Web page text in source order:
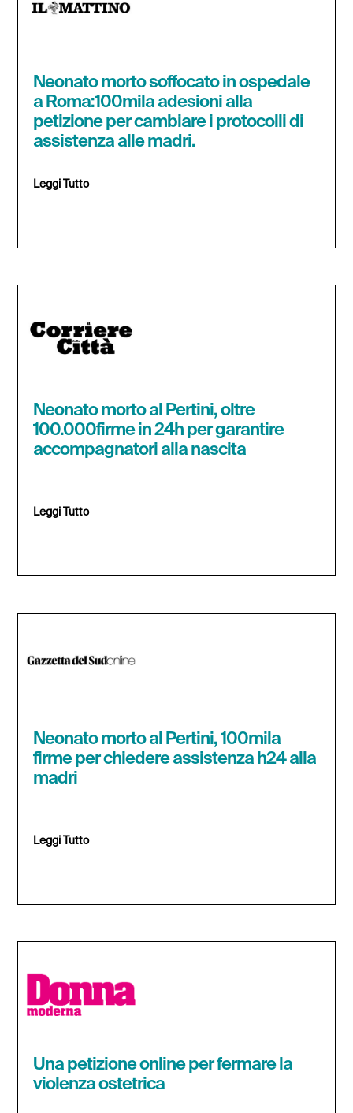
Neonato morto soffocato in ospedale
a Roma:100mila adesioni alla
petizione per cambiare i protocolli di
assistenza alle madri.
Leggi Tutto
Neonato morto al Pertini, oltre
100.000firme in 24h per garantire
accompagnatori alla nascita
Leggi Tutto
Neonato morto al Pertini, 100mila
firme per chiedere assistenza h24 alla
madri
Leggi Tutto
Una petizione online per fermare la
violenza ostetrica